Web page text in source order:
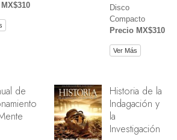
Disco
Compacto
Precio MX$310
Ver Más
de
Historia de la
Indagación y
la
Investigación